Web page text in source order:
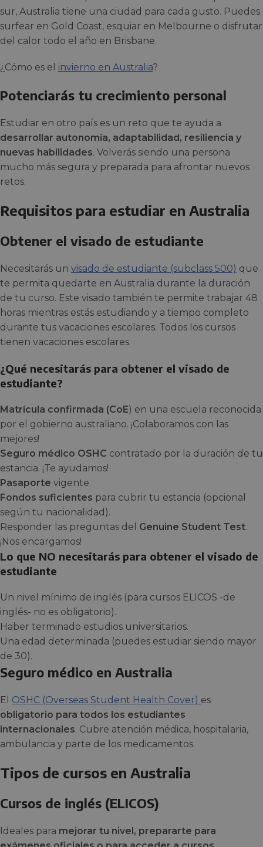
sur, Australia tiene una ciudad para cada gusto. Puedes
surfear en Gold Coast, esquiar en Melbourne o disfrutar
del calor todo el año en Brisbane.
¿Cómo es el invierno en Australia?
Potenciarás tu crecimiento personal
Estudiar en otro país es un reto que te ayuda a
desarrollar autonomía, adaptabilidad, resiliencia y
nuevas habilidades. Volverás siendo una persona
mucho más segura y preparada para afrontar nuevos
retos.
Requisitos para estudiar en Australia
Obtener el visado de estudiante
Necesitarás un visado de estudiante (subclass 500) que
te permita quedarte en Australia durante la duración
de tu curso. Este visado también te permite trabajar 48
horas mientras estás estudiando y a tiempo completo
durante tus vacaciones escolares. Todos los cursos
tienen vacaciones escolares.
¿Qué necesitarás para obtener el visado de
estudiante?
Matrícula confirmada (CoE) en una escuela reconocida
por el gobierno australiano. ¡Colaboramos con las
mejores!
Seguro médico OSHC contratado por la duración de tu
estancia. ¡Te ayudamos!
Pasaporte vigente.
Fondos suficientes para cubrir tu estancia (opcional
según tu nacionalidad).
Responder las preguntas del Genuine Student Test.
¡Nos encargamos!
Lo que NO necesitarás para obtener el visado de
estudiante
Un nivel mínimo de inglés (para cursos ELICOS -de
inglés- no es obligatorio).
Haber terminado estudios universitarios.
Una edad determinada (puedes estudiar siendo mayor
de 30).
Seguro médico en Australia
El OSHC (Overseas Student Health Cover) es
obligatorio para todos los estudiantes
internacionales. Cubre atención médica, hospitalaria,
ambulancia y parte de los medicamentos.
Tipos de cursos en Australia
Cursos de inglés (ELICOS)
Ideales para mejorar tu nivel, prepararte para